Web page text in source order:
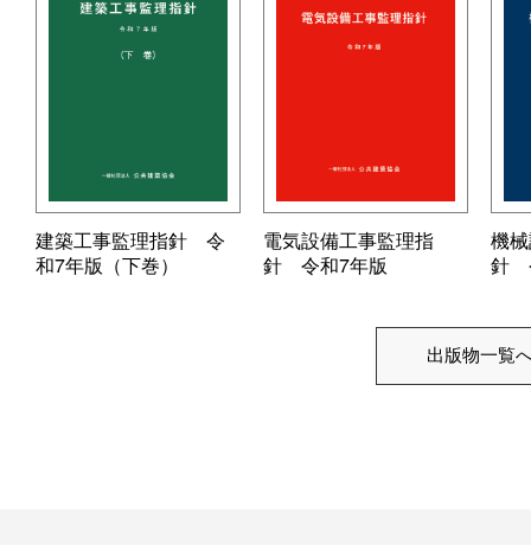
建築工事監理指針 令
和7年版（下巻）
電気設備工事監理指
針 令和7年版
機
針
出版物一覧